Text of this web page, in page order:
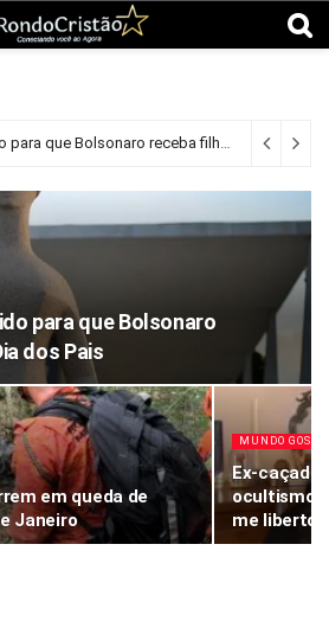
Moraes nega pedido para que Bolsonaro receba filhos no Dia dos Pais
para que Bolsonaro
dos Pais
em queda de
Janeiro
MUNDO
Ex-
ocultismo
me